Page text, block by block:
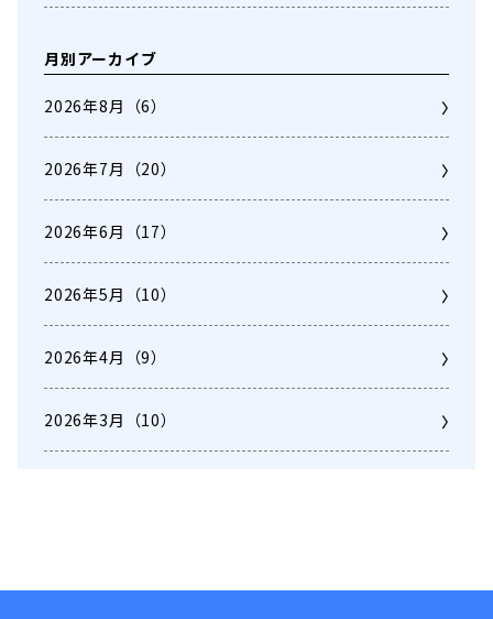
月別アーカイブ
2026年8月 （6）
2026年7月 （20）
2026年6月 （17）
2026年5月 （10）
2026年4月 （9）
2026年3月 （10）